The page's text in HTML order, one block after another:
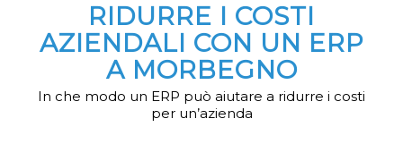
RIDURRE I COSTI
AZIENDALI CON UN ERP
A MORBEGNO
In che modo un ERP può aiutare a ridurre i costi
per un’azienda